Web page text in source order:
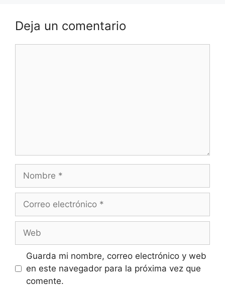
Deja un comentario
electrónico
Guarda mi nombre, correo electrónico y web
en este navegador para la próxima vez que
comente.